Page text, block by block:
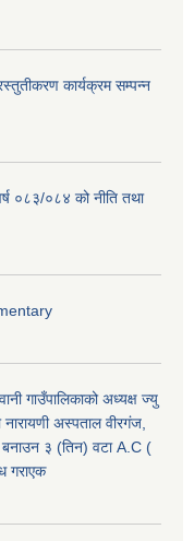
कार्यक्रम सम्पन्न
०८३/०८४ को नीति तथा
गाउँपालिकाको अध्यक्ष ज्यु
अस्पताल वीरगंज,
बनाउन ३ (तिन) वटा A.C (
गराएक